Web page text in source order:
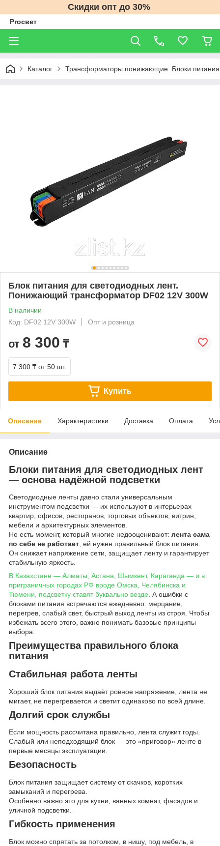
Скидки опт до 30%
Proсвет
Каталог Трансформаторы понижающие. Блоки
Блок питания для светодиодных лент.
Понижающий трансформатор DF02 12V 300W
В наличии
Код: DF02 12V 300W
Опт и розница
от 8 300 ₸
7 300 ₸ от 50 шт.
Купить
Описание Характеристики Доставка Оплата
Описание
Блоки питания для светодиодных лент
— основа надёжной подсветки
Светодиодные ленты давно стали универсальным
инструментом подсветки — их используют в интерьерах
квартир, офисов, ресторанов, торговых объектов, витрин,
мебели и архитектурных элементов.
Но есть момент, который многие недооценивают: лента сама
по себе не работает, ей нужен правильный блок питания.
Он снижает напряжение сети, защищает ленту и гарантирует
стабильную яркость.
В Казахстане — Алматы, Астана, Шымкент, Караганда — и в
приграничных городах РФ вроде Омска, Челябинска и
Тюмени, подсветку ставят буквально везде. А ошибки с
блоками питания встречаются ежедневно: мерцание,
перегрев, слабый свет, быстрый выход ленты из строя. Чтобы
избежать всего этого, важно понимать базовые принципы
выбора.
Преимущества правильного блока
питания
Стабильная работа ленты
Хороший блок питания выдаёт ровное напряжение, лента не
мигает, не перегревается и светит одинаково по всей длине.
Долгий срок службы
Если мощность рассчитана правильно, лента служит годы.
Слабый или неподходящий блок — это «приговор» ленте в
первые месяцы эксплуатации.
Безопасность
Блок питания защищает систему от скачков, коротких
замыканий и перегрева.
Особенно важно это для кухни, ванных комнат, фасадов и
уличной подсветки.
Гибкость применения
Блок можно спрятать за потолком, в нишу, под мебель, в